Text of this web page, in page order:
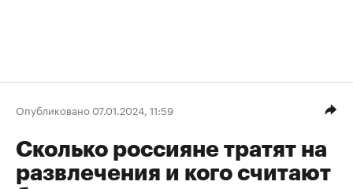
Опубликовано 07.01.2024, 11:59
Сколько россияне тратят на
развлечения и кого считают